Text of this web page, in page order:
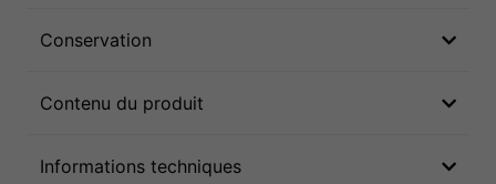
Conservation
Contenu du produit
Informations techniques